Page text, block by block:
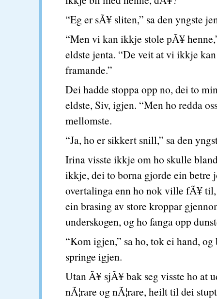
“Eg er sÃ¥ sliten,” sa den yngste
“Men vi kan ikkje stole pÃ¥
eldste jenta. “De veit at vi ikkje
framande.”
Dei hadde stoppa opp no, dei to
eldste, Siv, igjen. “Men ho redda
mellomste.
“Ja, ho er sikkert snill,” sa den
Irina visste ikkje om ho skulle
ikkje, dei to borna gjorde ein betre
overtalinga enn ho nok ville fÃ¥
ein brasing av store kroppar
underskogen, og ho fanga opp
“Kom igjen,” sa ho, tok ei hand,
springe igjen.
Utan Ã¥ sjÃ¥ bak seg visste ho at
nÃ¦rare og nÃ¦rare, heilt til dei